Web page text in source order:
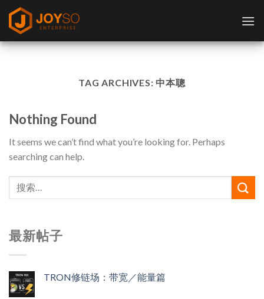
Skip
content
TAG ARCHIVES: 中本聰
Nothing Found
It seems we can’t find what you’re looking for. Perhaps
searching can help.
最新帖子
TRON修链场：带宽／能量篇